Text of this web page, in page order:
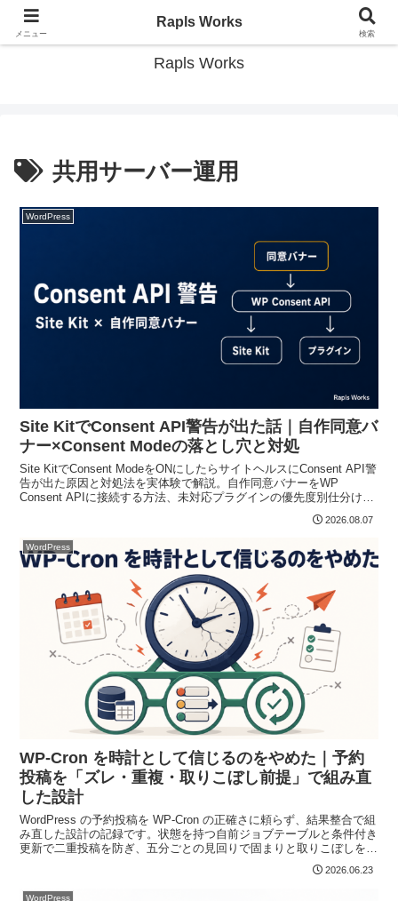
現場で役立つWordPress開発とWeb技術の情報ブログ
Rapls Works
共用サーバー運用
WordPress
Site KitでConsent API警告が出た話｜自作同意バ
ナー×Consent Modeの落とし穴と対処
Site KitでConsent ModeをONにしたらサイトヘルスにConsent API警
告が出た原因と対処法を実体験で解説。自作同意バナーをWP
Consent APIに接続する方法、未対応プラグインの優先度別仕分け、
2026.08.07
WordPress
WP-Cron を時計として信じるのをやめた｜予約
投稿を「ズレ・重複・取りこぼし前提」で組み直
した設計
WordPress の予約投稿を WP-Cron の正確さに頼らず、結果整合で組
み直した設計の記録です。状態を持つ自前ジョブテーブルと条件付き
更新で二重投稿を防ぎ、五分ごとの見回りで固まりと取りこぼしを回
収します。プラグインでは解けない無アクセスの限界まで、正直に書
2026.06.23
WordPress
メニュー
Rapls Works
検索